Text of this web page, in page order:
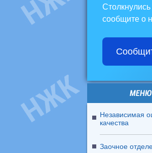
сообщите о
МЕНЮ
Независимая
качества
Заочное